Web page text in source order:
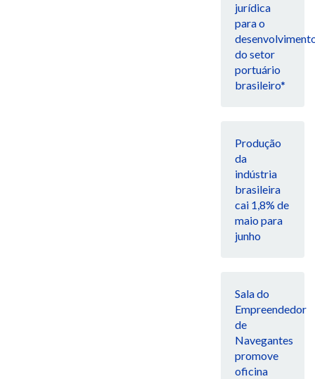
jurídica
para o
do setor
portuário
brasileiro*
Produção
da
indústria
brasileira
cai 1,8% de
maio para
junho
Sala do
Empreendedor
de
Navegantes
promove
oficina